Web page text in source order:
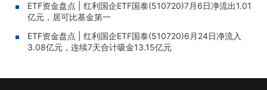
ETF资金盘点 | 红利国企ETF国泰(510720)7月6日净流出1.01
亿元，居可比基金第一
ETF资金盘点 | 红利国企ETF国泰(510720)6月24日净流入
3.08亿元，连续7天合计吸金13.15亿元